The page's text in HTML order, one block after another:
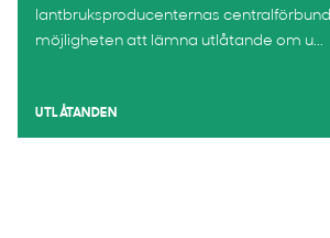
lantbruksproducenternas centralförbund
möjligheten att lämna utlåtande om u...
UTLÅTANDEN